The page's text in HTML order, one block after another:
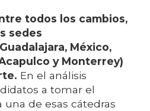
todos los cambios,
sedes
México,
y Monterrey)
En el análisis
a tomar el
de esas cátedras